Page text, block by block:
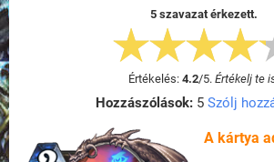
5 szavazat érkezett.
Értékelés: 4.2/5. Értékelj te
Hozzászólások:5 Szólj
A kártya